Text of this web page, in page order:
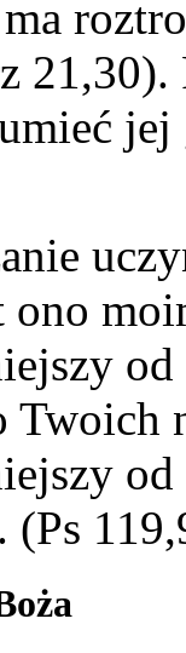
ono
Twoich
(Ps